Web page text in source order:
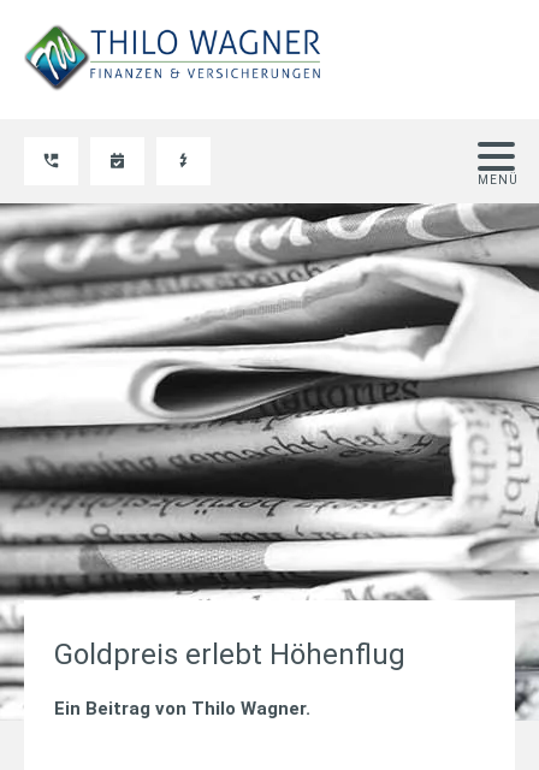
Goldpreis erlebt Höhenflug
Ein Beitrag von Thilo Wagner.